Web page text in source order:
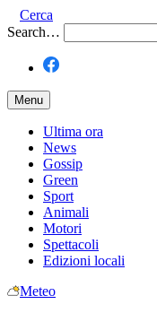
Cerca
Search…
Menu
Ultima ora
News
Gossip
Green
Sport
Animali
Motori
Spettacoli
Edizioni locali
Meteo